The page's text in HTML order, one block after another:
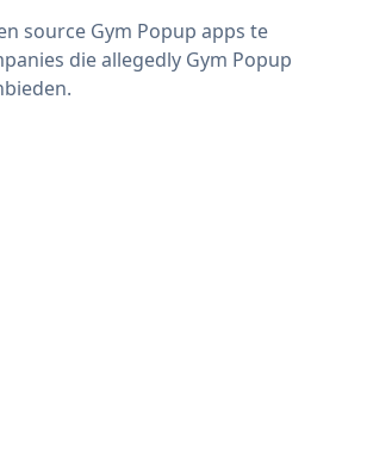
source Gym Popup apps te
die allegedly Gym Popup